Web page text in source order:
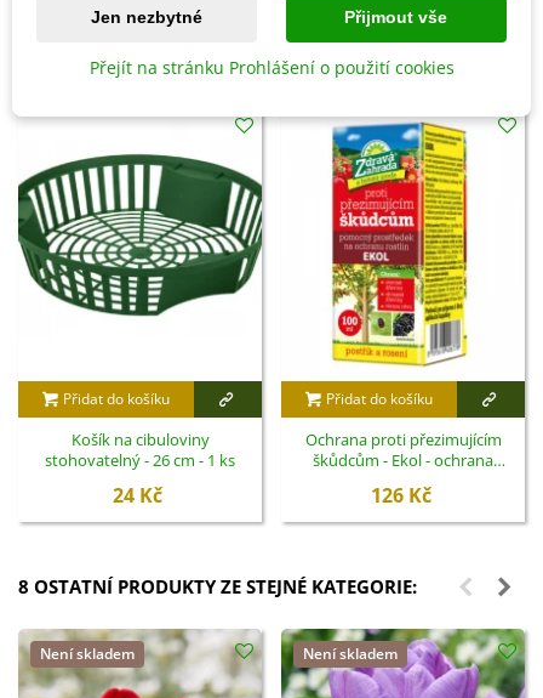
SOUVISEJÍCÍ PRODUKTY
Přidat do košíku
Košík na cibuloviny
stohovatelný - 26 cm - 1 ks
24 Kč
Přidat do košíku
Ochrana proti přezimujícím
škůdcům - Ekol - ochrana
126 Kč
8 OSTATNÍ PRODUKTY ZE STEJNÉ KATEGORIE:
Není skladem Není skladem
Jen nezbytné Přijmout vše
Přejít na stránku Prohlášení o použití cookies